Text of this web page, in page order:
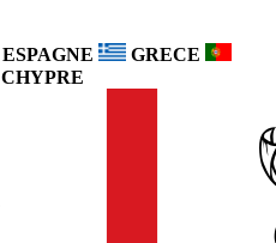
ESPAGNE
GRECE
CHYPRE